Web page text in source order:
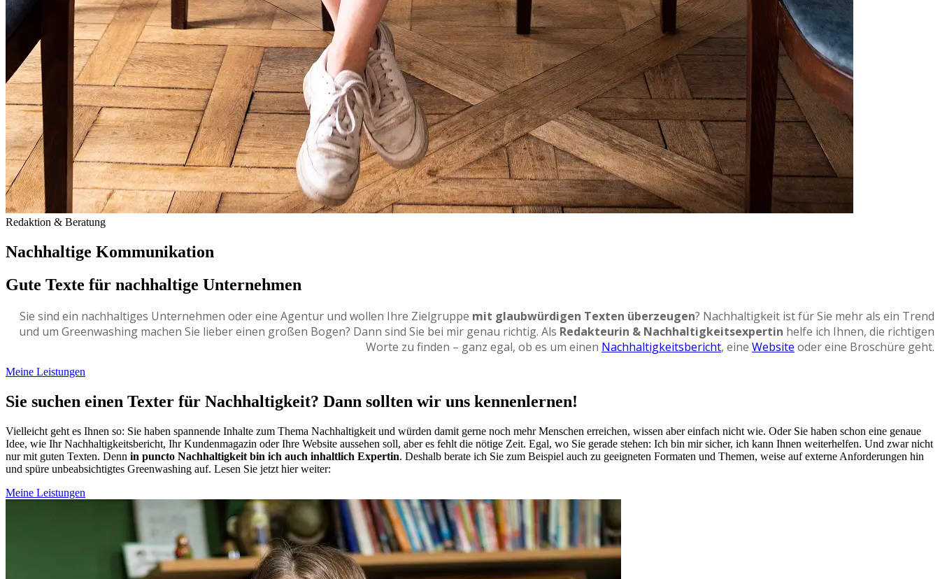
Redaktion & Beratung
Nachhaltige Kommunikation
Gute Texte für nachhaltige Unternehmen
Sie sind ein nachhaltiges Unternehmen oder eine Agentur und wollen Ihre Zielgruppe mit glaubwürdigen Texten überzeugen? Nachhaltigkeit ist für Sie mehr als ein Trend
und um Greenwashing machen Sie lieber einen großen Bogen? Dann sind Sie bei mir genau richtig. Als Redakteurin & Nachhaltigkeitsexpertin helfe ich Ihnen, die richtigen
Worte zu finden – ganz egal, ob es um einen Nachhaltigkeitsbericht, eine Website oder eine Broschüre geht.
Meine Leistungen
Sie suchen einen Texter für Nachhaltigkeit? Dann sollten wir uns kennenlernen!
Vielleicht geht es Ihnen so: Sie haben spannende Inhalte zum Thema Nachhaltigkeit und würden damit gerne noch mehr Menschen erreichen, wissen aber einfach nicht wie. Oder Sie haben schon eine genaue
Idee, wie Ihr Nachhaltigkeitsbericht, Ihr Kundenmagazin oder Ihre Website aussehen soll, aber es fehlt die nötige Zeit. Egal, wo Sie gerade stehen: Ich bin mir sicher, ich kann Ihnen weiterhelfen. Und zwar nicht
nur mit guten Texten. Denn in puncto Nachhaltigkeit bin ich auch inhaltlich Expertin. Deshalb berate ich Sie zum Beispiel auch zu geeigneten Formaten und Themen, weise auf externe Anforderungen hin
und spüre unbeabsichtigtes Greenwashing auf. Lesen Sie jetzt hier weiter:
Meine Leistungen